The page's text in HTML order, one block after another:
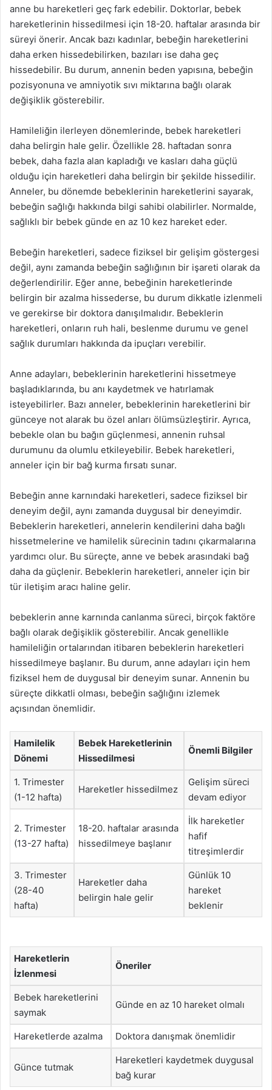
anne bu hareketleri geç fark edebilir. Doktorlar, bebek
hareketlerinin hissedilmesi için 18-20. haftalar arasında bir
süreyi önerir. Ancak bazı kadınlar, bebeğin hareketlerini
daha erken hissedebilirken, bazıları ise daha geç
hissedebilir. Bu durum, annenin beden yapısına, bebeğin
pozisyonuna ve amniyotik sıvı miktarına bağlı olarak
değişiklik gösterebilir.
Hamileliğin ilerleyen dönemlerinde, bebek hareketleri
daha belirgin hale gelir. Özellikle 28. haftadan sonra
bebek, daha fazla alan kapladığı ve kasları daha güçlü
olduğu için hareketleri daha belirgin bir şekilde hissedilir.
Anneler, bu dönemde bebeklerinin hareketlerini sayarak,
bebeğin sağlığı hakkında bilgi sahibi olabilirler. Normalde,
sağlıklı bir bebek günde en az 10 kez hareket eder.
Bebeğin hareketleri, sadece fiziksel bir gelişim göstergesi
değil, aynı zamanda bebeğin sağlığının bir işareti olarak da
değerlendirilir. Eğer anne, bebeğinin hareketlerinde
belirgin bir azalma hissederse, bu durum dikkatle izlenmeli
ve gerekirse bir doktora danışılmalıdır. Bebeklerin
hareketleri, onların ruh hali, beslenme durumu ve genel
sağlık durumları hakkında da ipuçları verebilir.
Anne adayları, bebeklerinin hareketlerini hissetmeye
başladıklarında, bu anı kaydetmek ve hatırlamak
isteyebilirler. Bazı anneler, bebeklerinin hareketlerini bir
günceye not alarak bu özel anları ölümsüzleştirir. Ayrıca,
bebekle olan bu bağın güçlenmesi, annenin ruhsal
durumunu da olumlu etkileyebilir. Bebek hareketleri,
anneler için bir bağ kurma fırsatı sunar.
Bebeğin anne karnındaki hareketleri, sadece fiziksel bir
deneyim değil, aynı zamanda duygusal bir deneyimdir.
Bebeklerin hareketleri, annelerin kendilerini daha bağlı
hissetmelerine ve hamilelik sürecinin tadını çıkarmalarına
yardımcı olur. Bu süreçte, anne ve bebek arasındaki bağ
daha da güçlenir. Bebeklerin hareketleri, anneler için bir
tür iletişim aracı haline gelir.
bebeklerin anne karnında canlanma süreci, birçok faktöre
bağlı olarak değişiklik gösterebilir. Ancak genellikle
hamileliğin ortalarından itibaren bebeklerin hareketleri
hissedilmeye başlanır. Bu durum, anne adayları için hem
fiziksel hem de duygusal bir deneyim sunar. Annenin bu
süreçte dikkatli olması, bebeğin sağlığını izlemek
açısından önemlidir.
Hamilelik
Dönemi
Bebek Hareketlerinin
Hissedilmesi
Önemli Bilgiler
1. Trimester
(1-12 hafta)
Hareketler hissedilmez
Gelişim süreci
devam ediyor
2. Trimester
(13-27 hafta)
18-20. haftalar arasında
hissedilmeye başlanır
İlk hareketler
hafif
titreşimlerdir
3. Trimester
(28-40
hafta)
Hareketler daha
belirgin hale gelir
Günlük 10
hareket
beklenir
Hareketlerin
İzlenmesi
Öneriler
Bebek hareketlerini
saymak
Günde en az 10 hareket olmalı
Hareketlerde azalma Doktora danışmak önemlidir
Günce tutmak
Hareketleri kaydetmek duygusal
bağ kurar